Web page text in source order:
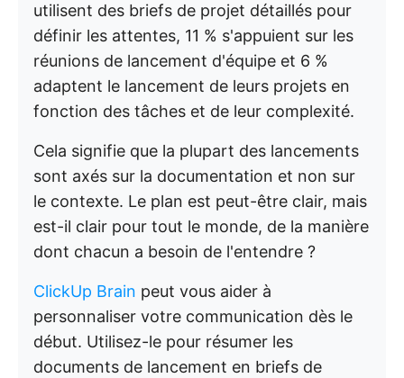
utilisent des briefs de projet détaillés pour
définir les attentes, 11 % s'appuient sur les
réunions de lancement d'équipe et 6 %
adaptent le lancement de leurs projets en
fonction des tâches et de leur complexité.
Cela signifie que la plupart des lancements
sont axés sur la documentation et non sur
le contexte. Le plan est peut-être clair, mais
est-il clair pour tout le monde, de la manière
dont chacun a besoin de l'entendre ?
ClickUp Brain peut vous aider à
personnaliser votre communication dès le
début. Utilisez-le pour résumer les
documents de lancement en briefs de